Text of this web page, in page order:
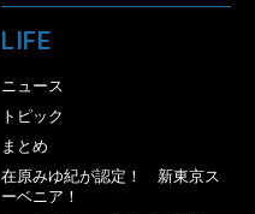
LIFE
ニュース
トピック
まとめ
在原みゆ紀が認定！ 新東京ス
ーベニア！